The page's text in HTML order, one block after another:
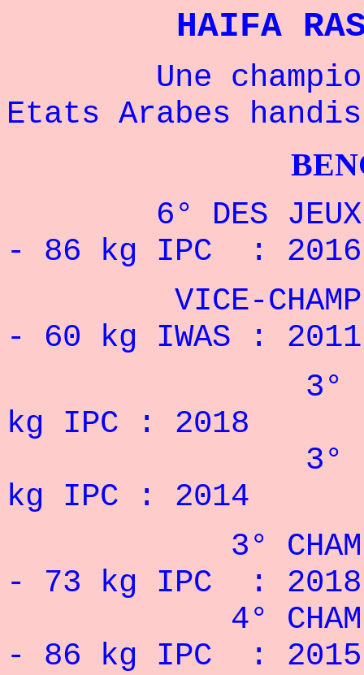
HAIFA
Une
Etats Arabes
6° DES
- 86 kg IPC : 2016
VICE-
- 60 kg IWAS : 2011
3° DES
kg IPC : 2018
3° DES
kg IPC : 2014
3°
- 73 kg IPC
: 2018
4°
- 86 kg IPC
: 2015